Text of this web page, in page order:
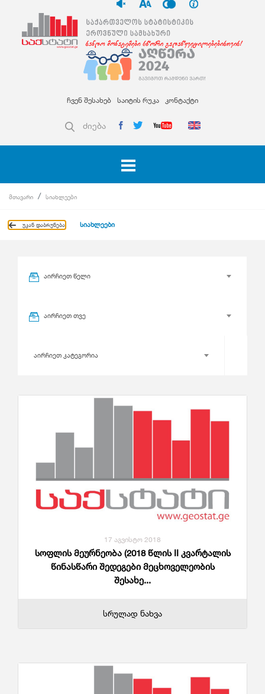
ჩვენ შესახებ საიტის რუკა კონტაქტი
ძიება
მთავარი სიახლეები
უკან დაბრუნება სიახლეები
აირჩიეთ წელი
აირჩიეთ თვე
აირჩიეთ კატეგორია
17 აგვისტო 2018
სოფლის მეურნეობა (2018 წლის II კვარტალის
წინასწარი შედეგები მეცხოველეობის
შესახე...
სრულად ნახვა